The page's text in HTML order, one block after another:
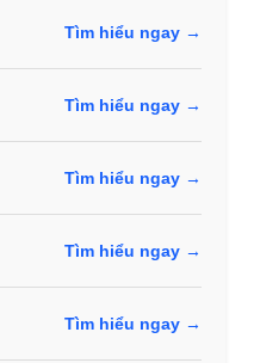
Tìm hiểu ngay →
Tìm hiểu ngay →
Tìm hiểu ngay →
Tìm hiểu ngay →
Tìm hiểu ngay →